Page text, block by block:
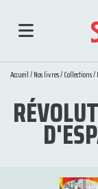
Accueil/Nos livres/Collections/